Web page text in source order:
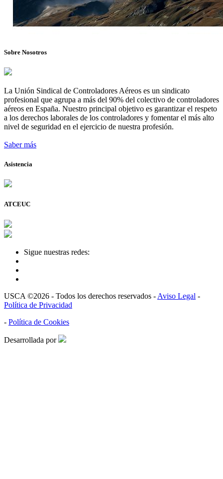
Sobre Nosotros
La Unión Sindical de Controladores Aéreos es un sindicato
profesional que agrupa a más del 90% del colectivo de controladores
aéreos en España. Nuestro principal objetivo es garantizar el respeto
a los derechos laborales de los controladores y fomentar el más alto
nivel de seguridad en el ejercicio de nuestra profesión.
Saber más
Asistencia
ATCEUC
Sigue nuestras redes:
USCA ©2026 - Todos los derechos reservados - Aviso Legal -
Política de Privacidad
- Política de Cookies
Desarrollada por